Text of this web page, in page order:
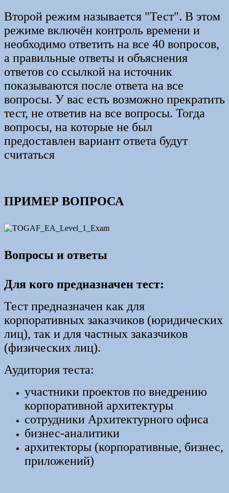
Второй режим называется "Тест". В этом
режиме включён контроль времени и
необходимо ответить на все 40 вопросов,
а правильные ответы и объяснения
ответов со ссылкой на источник
показываются после ответа на все
вопросы. У вас есть возможно прекратить
тест, не ответив на все вопросы. Тогда
вопросы, на которые не был
предоставлен вариант ответа будут
считаться
ПРИМЕР ВОПРОСА
Вопросы и ответы
Для кого предназначен тест:
Тест предназначен как для
корпоративных заказчиков (юридических
лиц), так и для частных заказчиков
(физических лиц).
Аудитория теста:
участники проектов по внедрению
корпоративной архитектуры
сотрудники Архитектурного офиса
бизнес-аналитики
архитекторы (корпоративные, бизнес,
приложений)